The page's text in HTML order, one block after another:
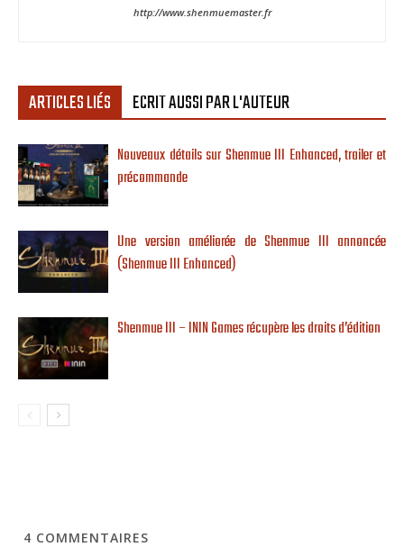
http://www.shenmuemaster.fr
ARTICLES LIÉS ECRIT AUSSI PAR L'AUTEUR
Nouveaux détails sur Shenmue III Enhanced, trailer et
précommande
Une version améliorée de Shenmue III annoncée
(Shenmue III Enhanced)
Shenmue III – ININ Games récupère les droits d’édition
4 COMMENTAIRES